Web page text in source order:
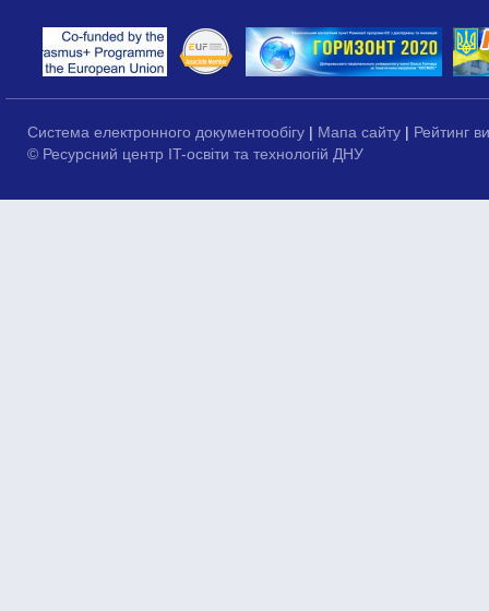
Система електронного документообігу | Мапа сайту | Рейтинг
© Ресурсний центр IT-освіти та технологій ДНУ